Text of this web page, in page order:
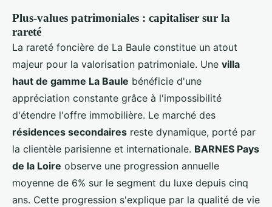
Plus-values patrimoniales : capitaliser sur la
rareté
La rareté foncière de La Baule constitue un atout
majeur pour la valorisation patrimoniale. Une villa
haut de gamme La Baule bénéficie d'une
appréciation constante grâce à l'impossibilité
d'étendre l'offre immobilière. Le marché des
résidences secondaires reste dynamique, porté par
la clientèle parisienne et internationale. BARNES Pays
de la Loire observe une progression annuelle
moyenne de 6% sur le segment du luxe depuis cinq
ans. Cette progression s'explique par la qualité de vie